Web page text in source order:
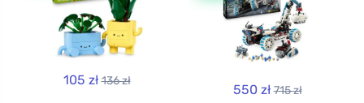
105 zł 136 zł
550 zł 715 zł